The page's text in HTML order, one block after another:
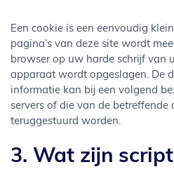
Een cookie is een eenvoudig
pagina’s van deze site wordt
browser op uw harde schrijf van
apparaat wordt opgeslagen. De
informatie kan bij een volgend
servers of die van de betreffende
teruggestuurd worden.
3. Wat zijn